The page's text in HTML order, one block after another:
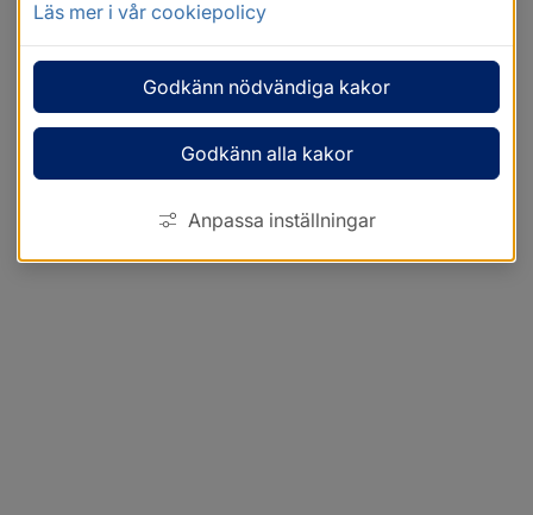
Läs mer i vår cookiepolicy
Godkänn nödvändiga kakor
Godkänn alla kakor
Anpassa inställningar